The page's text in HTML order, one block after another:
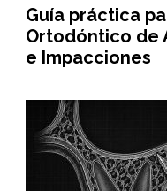
Guía práctica
Ortodóntico de
e Impacciones